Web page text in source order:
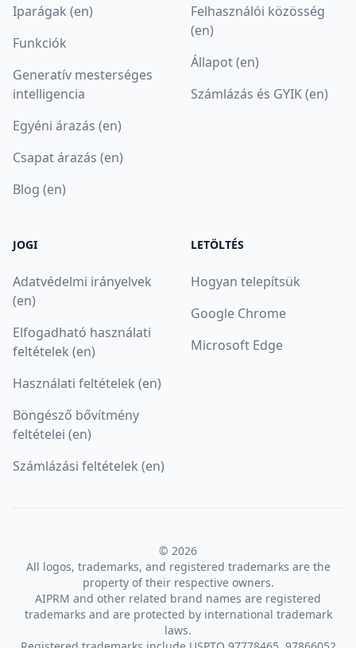
Iparágak (en)
Funkciók
Generatív mesterséges
intelligencia
Egyéni árazás (en)
Csapat árazás (en)
Blog (en)
Felhasználói közösség
(en)
Állapot (en)
Számlázás és GYIK (en)
JOGI
Adatvédelmi irányelvek
(en)
Elfogadható használati
feltételek (en)
Használati feltételek (en)
Böngésző bővítmény
feltételei (en)
Számlázási feltételek (en)
LETÖLTÉS
Hogyan telepítsük
Google Chrome
Microsoft Edge
© 2026
All logos, trademarks, and registered trademarks are the
property of their respective owners.
AIPRM and other related brand names are registered
trademarks and are protected by international trademark
laws.